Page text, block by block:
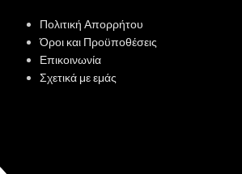
Πολιτική Απορρήτου
Όροι και Προϋποθέσεις
Επικοινωνία
Σχετικά με εμάς